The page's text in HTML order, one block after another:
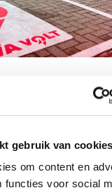
gebruik van cookies
om content en
functies voor social
Fletcher
Hotels starten